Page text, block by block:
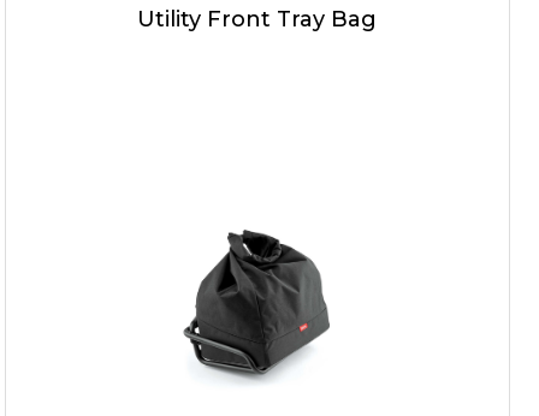
Utility Front Tray Bag